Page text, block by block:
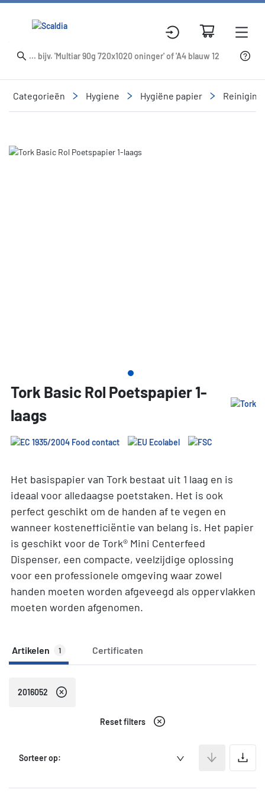
Categorieën Hygiene Hygiëne papier
Slide 1 of 1
Tork Basic Rol Poetspapier 1-
laags
Het basispapier van Tork bestaat uit 1 laag en is
ideaal voor alledaagse poetstaken. Het is ook
perfect geschikt om de handen af te vegen en
wanneer kostenefficiëntie van belang is. Het papier
is geschikt voor de Tork® Mini Centerfeed
Dispenser, een compacte, veelzijdige oplossing
voor een professionele omgeving waar zowel
handen moeten worden afgeveegd als oppervlakken
moeten worden afgenomen.
Artikelen 1 Certificaten
2016052
Reset filters
Sorteer op: